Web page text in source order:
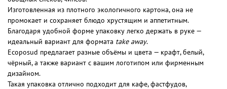
Изготовленная из плотного экологичного картона, она не
промокает и сохраняет блюдо хрустящим и аппетитным.
Благодаря удобной форме упаковку легко держать в руке —
идеальный вариант для формата take away.
Ecoposud предлагает разные объёмы и цвета — крафт, белый,
чёрный, а также вариант с вашим логотипом или фирменным
дизайном.
Такая упаковка отлично подходит для кафе, фастфудов,